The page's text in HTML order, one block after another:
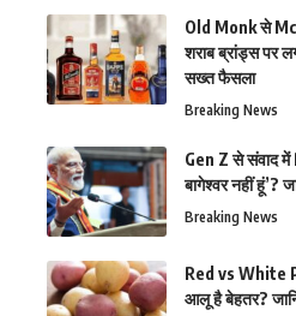
Old Monk से
शराब ब्रांड्स पर
सख्त फैसला
Breaking News
Gen Z से संवाद में
बागेश्वर नहीं हूं’?
Breaking News
Red vs White
आलू है बेहतर?